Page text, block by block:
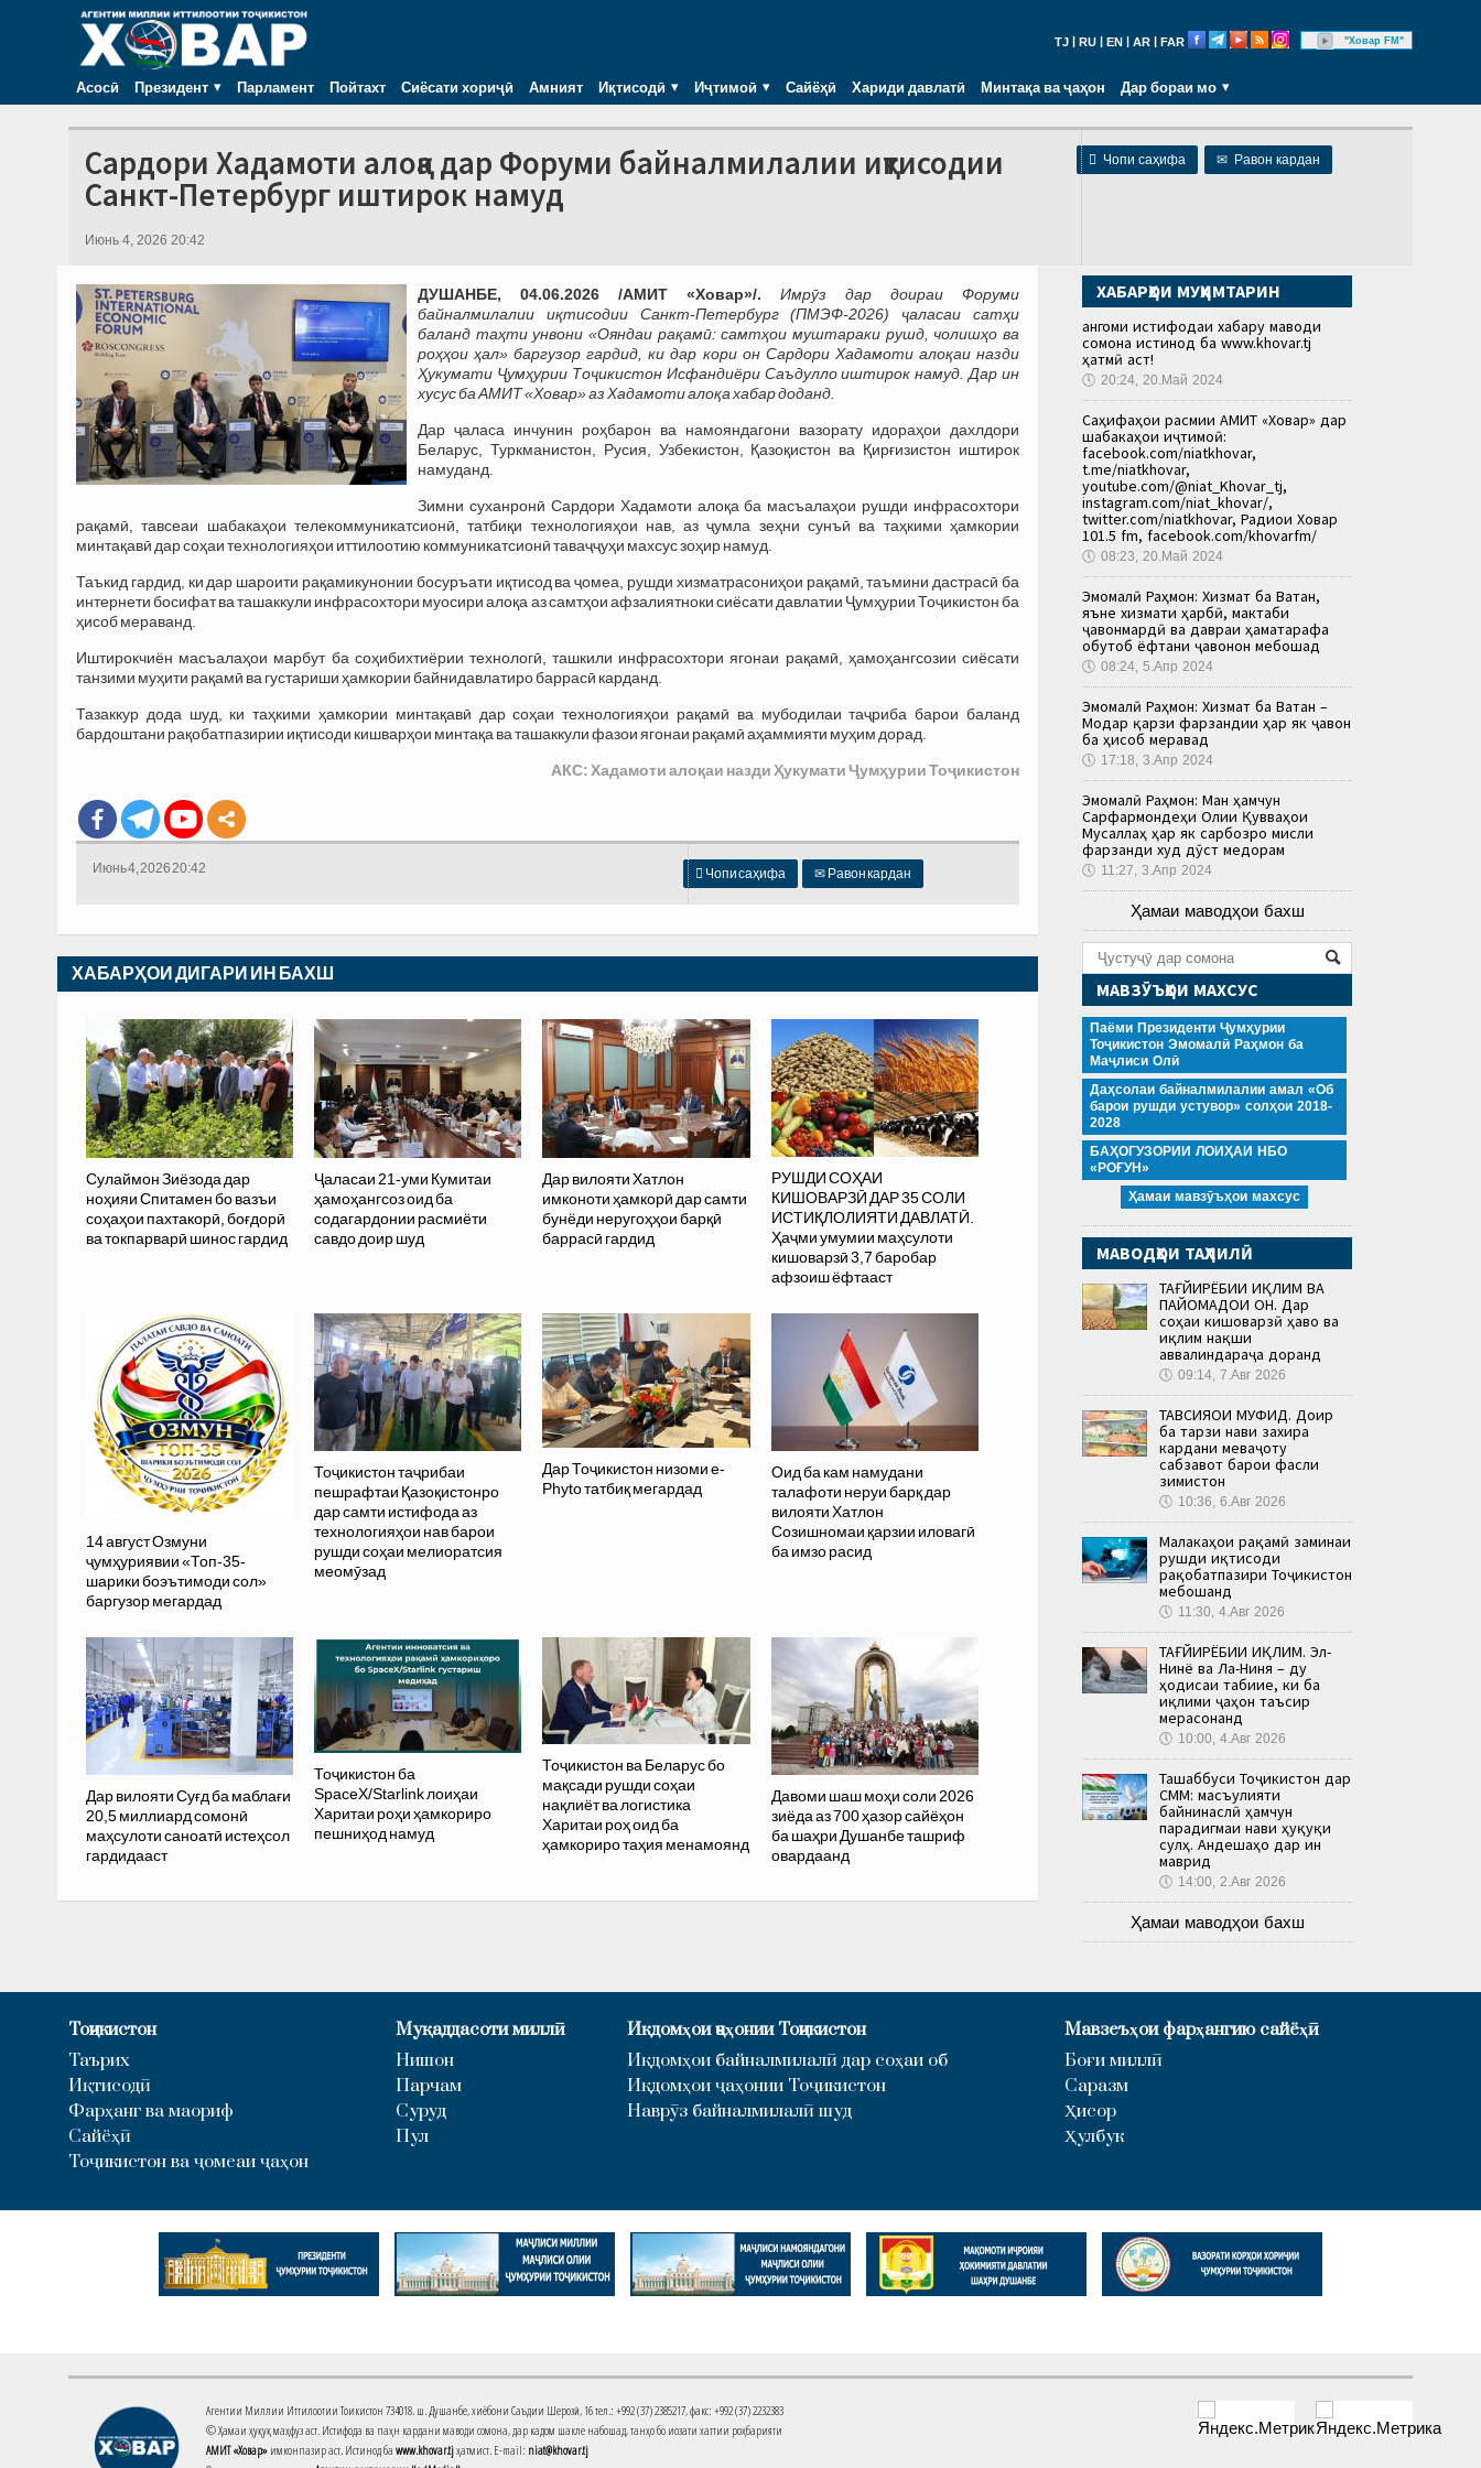
TJ RU EN AR FAR "Ховар FM"
Асосӣ Президент Парламент Пойтахт Сиёсати хориҷӣ Амният Иқтисодӣ Иҷтимоӣ Сайёҳӣ Хариди давлатӣ Минтақа ва ҷаҳон Дар бораи мо
 Чопи саҳифа ✉ Равон кардан
Сардори Хадамоти алоқа дар Форуми байналмилалии иқтисодии
Санкт-Петербург иштирок намуд
Июнь 4, 2026 20:42
ДУШАНБЕ, 04.06.2026 /АМИТ «Ховар»/.
Имрӯз дар доираи Форуми
байналмилалии иқтисодии Санкт-Петербург (ПМЭФ-2026) ҷаласаи сатҳи
баланд таҳти унвони «Ояндаи рақамӣ: самтҳои муштараки рушд, чолишҳо ва
роҳҳои ҳал» баргузор гардид, ки дар кори он Сардори Хадамоти алоқаи назди
Ҳукумати Ҷумҳурии Тоҷикистон Исфандиёри Саъдулло иштирок намуд. Дар ин
хусус ба АМИТ «Ховар» аз Хадамоти алоқа хабар доданд.
Дар ҷаласа инчунин роҳбарон ва намояндагони вазорату идораҳои дахлдори
Беларус, Туркманистон, Русия, Узбекистон, Қазоқистон ва Қирғизистон иштирок
намуданд.
Зимни суханронӣ Сардори Хадамоти алоқа ба масъалаҳои рушди инфрасохтори
рақамӣ, тавсеаи шабакаҳои телекоммуникатсионӣ, татбиқи технологияҳои нав, аз ҷумла зеҳни сунъӣ ва таҳкими ҳамкории
минтақавӣ дар соҳаи технологияҳои иттилоотию коммуникатсионӣ таваҷҷуҳи махсус зоҳир намуд.
Таъкид гардид, ки дар шароити рақамикунонии босуръати иқтисод ва ҷомеа, рушди хизматрасониҳои рақамӣ, таъмини дастрасӣ ба
интернети босифат ва ташаккули инфрасохтори муосири алоқа аз самтҳои афзалиятноки сиёсати давлатии Ҷумҳурии Тоҷикистон ба
ҳисоб мераванд.
Иштирокчиён масъалаҳои марбут ба соҳибихтиёрии технологӣ, ташкили инфрасохтори ягонаи рақамӣ, ҳамоҳангсозии сиёсати
танзими муҳити рақамӣ ва густариши ҳамкории байнидавлатиро баррасӣ карданд.
Тазаккур дода шуд, ки таҳкими ҳамкории минтақавӣ дар соҳаи технологияҳои рақамӣ ва мубодилаи таҷриба барои баланд
бардоштани рақобатпазирии иқтисоди кишварҳои минтақа ва ташаккули фазои ягонаи рақамӣ аҳаммияти муҳим дорад.
АКС: Хадамоти алоқаи назди Ҳукумати Ҷумҳурии Тоҷикистон
 Чопи саҳифа ✉ Равон кардан
Июнь 4, 2026 20:42
ХАБАРҲОИ ДИГАРИ ИН БАХШ
Сулаймон Зиёзода дар
ноҳияи Спитамен бо вазъи
соҳаҳои пахтакорӣ, боғдорӣ
ва токпарварӣ шинос гардид
Ҷаласаи 21-уми Кумитаи
ҳамоҳангсоз оид ба
содагардонии расмиёти
савдо доир шуд
Дар вилояти Хатлон
имконоти ҳамкорӣ дар самти
бунёди неругоҳҳои барқӣ
баррасӣ гардид
РУШДИ СОҲАИ
КИШОВАРЗӢ ДАР 35 СОЛИ
ИСТИҚЛОЛИЯТИ ДАВЛАТӢ.
Ҳаҷми умумии маҳсулоти
кишоварзӣ 3,7 баробар
афзоиш ёфтааст
14 август Озмуни
ҷумҳуриявии «Топ-35-
шарики боэътимоди сол»
баргузор мегардад
Тоҷикистон таҷрибаи
пешрафтаи Қазоқистонро
дар самти истифода аз
технологияҳои нав барои
рушди соҳаи мелиоратсия
меомӯзад
Дар Тоҷикистон низоми e-
Phyto татбиқ мегардад
Оид ба кам намудани
талафоти неруи барқ дар
вилояти Хатлон
Созишномаи қарзии иловагӣ
ба имзо расид
Дар вилояти Суғд ба маблағи
20,5 миллиард сомонӣ
маҳсулоти саноатӣ истеҳсол
гардидааст
Тоҷикистон ба
SpaceX/Starlink лоиҳаи
Харитаи роҳи ҳамкориро
пешниҳод намуд
Тоҷикистон ва Беларус бо
мақсади рушди соҳаи
нақлиёт ва логистика
Харитаи роҳ оид ба
ҳамкориро таҳия менамоянд
Давоми шаш моҳи соли 2026
зиёда аз 700 ҳазор сайёҳон
ба шаҳри Душанбе ташриф
овардаанд
ХАБАРҲОИ МУҲИМТАРИН
Ҳангоми истифодаи хабару маводи
сомона истинод ба www.khovar.tj
ҳатмӣ аст!
🕔 20:24, 20.Май 2024
Саҳифаҳои расмии АМИТ «Ховар» дар
шабакаҳои иҷтимоӣ:
facebook.com/niatkhovar,
t.me/niatkhovar,
youtube.com/@niat_Khovar_tj,
instagram.com/niat_khovar/,
twitter.com/niatkhovar, Радиои Ховар
101.5 fm, facebook.com/khovarfm/
🕔 08:23, 20.Май 2024
Эмомалӣ Раҳмон: Хизмат ба Ватан,
яъне хизмати ҳарбӣ, мактаби
ҷавонмардӣ ва давраи ҳаматарафа
обутоб ёфтани ҷавонон мебошад
🕔 08:24, 5.Апр 2024
Эмомалӣ Раҳмон: Хизмат ба Ватан –
Модар қарзи фарзандии ҳар як ҷавон
ба ҳисоб меравад
🕔 17:18, 3.Апр 2024
Эмомалӣ Раҳмон: Ман ҳамчун
Сарфармондеҳи Олии Қувваҳои
Мусаллаҳ ҳар як сарбозро мисли
фарзанди худ дӯст медорам
🕔 11:27, 3.Апр 2024
Ҳамаи маводҳои бахш
МАВЗӮЪҲОИ МАХСУС
Паёми Президенти Ҷумҳурии
Тоҷикистон Эмомалӣ Раҳмон ба
Маҷлиси Олӣ
Даҳсолаи байналмилалии амал «Об
барои рушди устувор» солҳои 2018-
2028
БАҲОГУЗОРИИ ЛОИҲАИ НБО
«РОҒУН»
Ҳамаи мавзӯъҳои махсус
МАВОДҲОИ ТАҲЛИЛӢ
ТАҒЙИРЁБИИ ИҚЛИМ ВА
ПАЙОМАДҲОИ ОН. Дар
соҳаи кишоварзӣ ҳаво ва
иқлим нақши
аввалиндараҷа доранд
🕔 09:14, 7.Авг 2026
ТАВСИЯҲОИ МУФИД. Доир
ба тарзи нави захира
кардани меваҷоту
сабзавот барои фасли
зимистон
🕔 10:36, 6.Авг 2026
Малакаҳои рақамӣ заминаи
рушди иқтисоди
рақобатпазири Тоҷикистон
мебошанд
🕔 11:30, 4.Авг 2026
ТАҒЙИРЁБИИ ИҚЛИМ. Эл-
Нинё ва Ла-Ниня – ду
ҳодисаи табиие, ки ба
иқлими ҷаҳон таъсир
мерасонанд
🕔 10:00, 4.Авг 2026
Ташаббуси Тоҷикистон дар
СММ: масъулияти
байнинаслӣ ҳамчун
парадигмаи нави ҳуқуқи
сулҳ. Андешаҳо дар ин
маврид
🕔 14:00, 2.Авг 2026
Ҳамаи маводҳои бахш
Тоҷикистон
Таърих
Иқтисодӣ
Фарҳанг ва маориф
Сайёҳӣ
Тоҷикистон ва ҷомеаи ҷаҳон
Муқаддасоти миллӣ
Нишон
Парчам
Суруд
Пул
Иқдомҳои ҷаҳонии Тоҷикистон
Иқдомҳои байналмилалӣ дар соҳаи об
Иқдомҳои ҷаҳонии Тоҷикистон
Наврӯз байналмилалӣ шуд
Мавзеъҳои фарҳангию сайёҳӣ
Боғи миллӣ
Саразм
Ҳисор
Ҳулбук
Агентии Миллии Иттилоотии Тоҷикистон 734018. ш. Душанбе, хиёбони Саъдии Шерозӣ, 16 тел.: +992 (37) 2385217, факс: +992 (37) 2232383
© Ҳамаи ҳуқуқ маҳфуз аст. Истифода ва паҳн кардани маводи сомона, дар кадом шакле набошад, танҳо бо иҷозати хаттии роҳбарияти
АМИТ «Ховар» имконпазир аст. Истинод ба www.khovar.tjҳатмист. E-mail: niat@khovar.tj